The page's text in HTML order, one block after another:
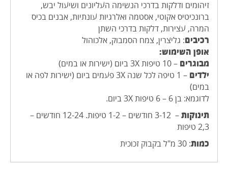
זיהומים ודלקות בדרכי הנשימה העליונים ושיעול יבש,
ברונכיטיס אקוטי, אסטמה ואלרגיות עונתיות, אבנים בכיס
המרה, עצירות, דלקות בדרכי השתן
רכיבים: גליצרין, צמח הסמבוק, אלכוהול
אופן השימוש:
מבוגרים – 10 טיפות 3X ביום (ישירות או במים)
ילדים
– 1 טיפה לכל שנה 3X פעמים ביום (ישירות לפה או
במים)
לדוגמא: בן 6 – 6 טיפות 3X ביום.
תינוקות
– 3-12 חודשים – 1-2 טיפות. 12-24 חודשים –
2,3 טיפות
כמות: 30 מ"ל בקבוק זכוכית